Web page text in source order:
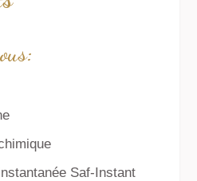
Saf-Instant